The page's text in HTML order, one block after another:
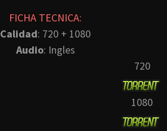
FICHA TECNICA:
Calidad: 720 + 1080
Audio: Ingles
720
1080